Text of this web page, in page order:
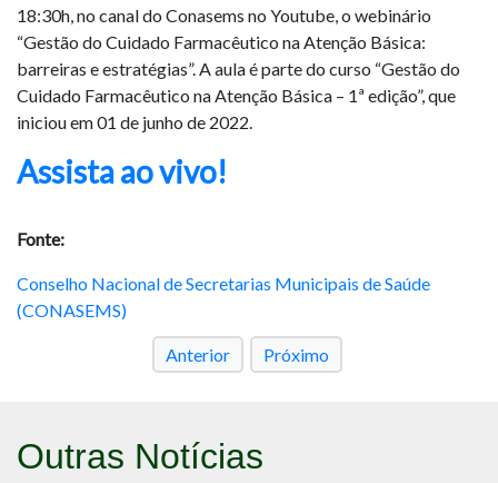
18:30h, no canal do Conasems no Youtube, o webinário
“Gestão do Cuidado Farmacêutico na Atenção Básica:
barreiras e estratégias”. A aula é parte do curso “Gestão do
Cuidado Farmacêutico na Atenção Básica – 1ª edição”, que
iniciou em 01 de junho de 2022.
Assista ao vivo!
Fonte:
Conselho Nacional de Secretarias Municipais de Saúde
(CONASEMS)
Anterior Próximo
Outras Notícias